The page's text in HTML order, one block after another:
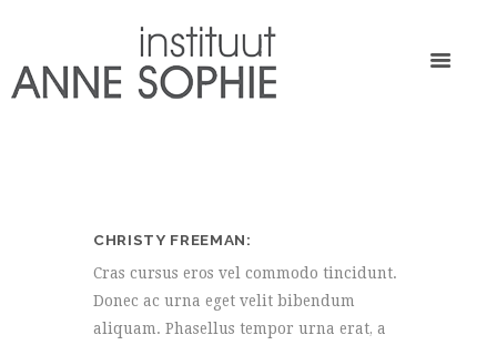
CHRISTY FREEMAN
Cras cursus eros vel commodo tincidunt.
Donec ac urna eget velit bibendum
aliquam. Phasellus tempor urna erat, a